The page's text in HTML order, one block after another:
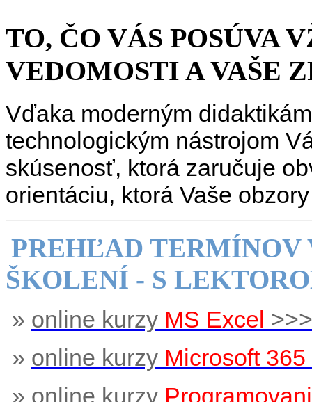
TO, ČO VÁS POSÚVA
VEDOMOSTI A VAŠE
Vďaka moderným
technologickým nástrojom
skúsenosť, ktorá zaručuje
orientáciu, ktorá Vaše
PREHĽAD TERMÍNOV
ŠKOLENÍ - S
» online kurzy MS Excel >>>
» online kurzy Microsoft 365
» online kurzy